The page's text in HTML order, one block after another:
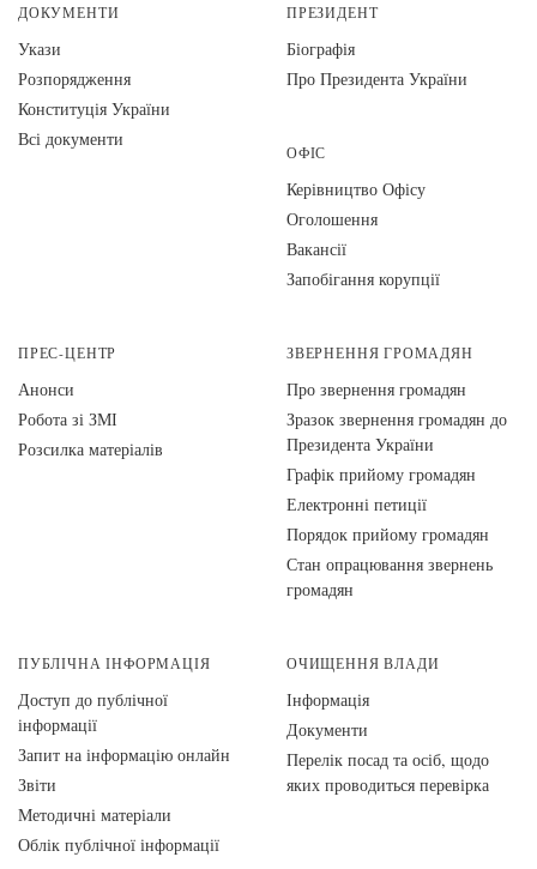
ДОКУМЕНТИ
Укази
Розпорядження
Конституція України
Всі документи
ПРЕЗИДЕНТ
Біографія
Про Президента України
ОФІС
Керівництво Офісу
Оголошення
Вакансії
Запобігання корупції
ПРЕС-ЦЕНТР
Анонси
Робота зі ЗМІ
Розсилка матеріалів
ЗВЕРНЕННЯ ГРОМАДЯН
Про звернення громадян
Зразок звернення громадян до
Президента України
Графік прийому громадян
Електронні петиції
Порядок прийому громадян
Стан опрацювання звернень
громадян
ПУБЛІЧНА ІНФОРМАЦІЯ
Доступ до публічної
інформації
Запит на інформацію онлайн
Звіти
Методичні матеріали
Облік публічної інформації
ОЧИЩЕННЯ ВЛАДИ
Інформація
Документи
Перелік посад та осіб, щодо
яких проводиться перевірка